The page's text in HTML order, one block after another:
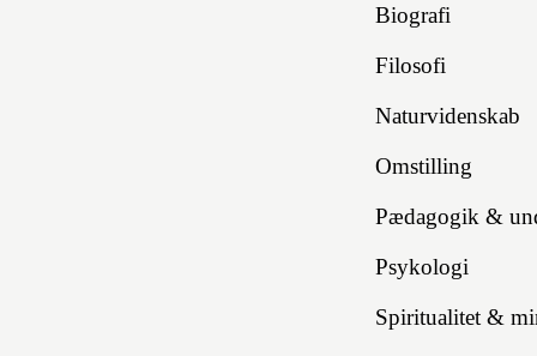
Biografi
Filosofi
Naturvidenskab
Omstilling
Pædagogik &
Psykologi
Spiritualitet &